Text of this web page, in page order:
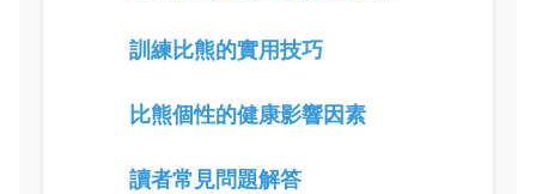
訓練比熊的實用技巧
比熊個性的健康影響因素
讀者常見問題解答